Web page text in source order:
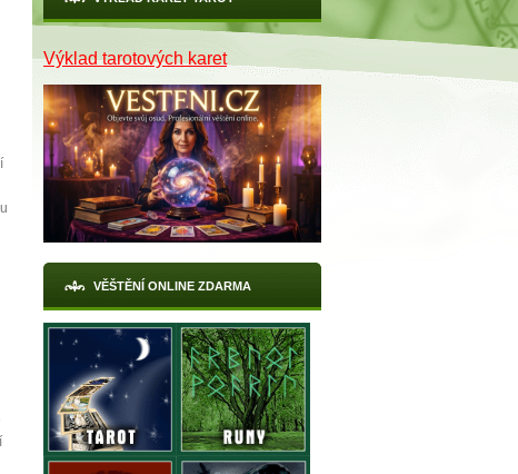
Výklad tarotových karet
VĚŠTĚNÍ ONLINE ZDARMA